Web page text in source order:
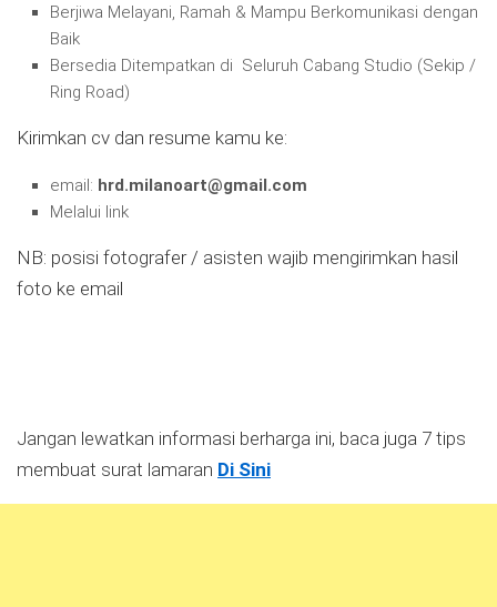
Berjiwa Melayani, Ramah & Mampu Berkomunikasi dengan
Baik
Bersedia Ditempatkan di Seluruh Cabang Studio (Sekip /
Ring Road)
Kirimkan cv dan resume kamu ke:
email: hrd.milanoart@gmail.com
Melalui link
NB: posisi fotografer / asisten wajib mengirimkan hasil
foto ke email
Jangan lewatkan informasi berharga ini, baca juga 7 tips
membuat surat lamaran Di Sini